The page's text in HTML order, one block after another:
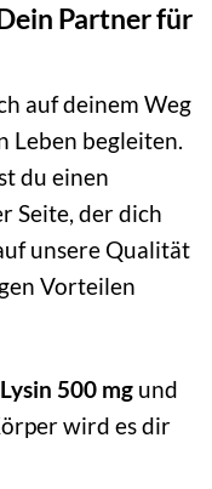
Partner für
auf deinem Weg
Leben begleiten.
du einen
Seite, der dich
unsere Qualität
Vorteilen
500 mg und
wird es dir